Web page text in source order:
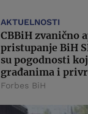
AKTUELNOSTI
CBBiH zvanično
pristupanje BiH
su pogodnosti
građanima i
Forbes BiH